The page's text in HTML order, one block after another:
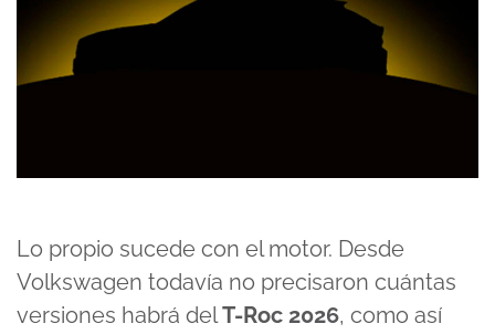
Lo propio sucede con el motor. Desde
Volkswagen todavía no precisaron cuántas
versiones habrá delT-Roc 2026, como así